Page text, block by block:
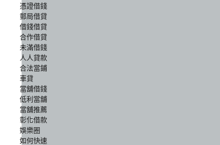
憑證借錢
郵局借貸
借錢借貸
合作借貸
未滿借錢
人人貸款
合法當鋪
車貸
當舖借錢
低利當舖
當舖推薦
彰化借款
娛樂圈
如何快速